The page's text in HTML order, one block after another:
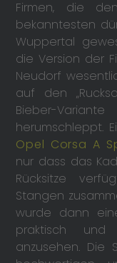
Firmen, die
bekanntesten
Wuppertal
die Version der
Neudorf
auf den
Bieber-
herumschleppt.
Opel Corsa A
nur dass das
Rücksitze
Stangen
wurde dann
praktisch
anzusehen. Die